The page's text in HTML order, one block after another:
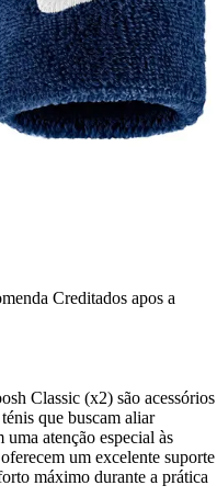
Creditados apos a
Classic (x2) são acessórios
que buscam aliar
atenção especial às
um excelente suporte
máximo durante a prática